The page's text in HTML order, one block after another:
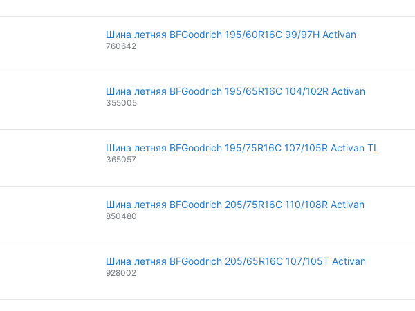
Шина летняя BFGoodrich 195/60R16C 99/97H Activan
760642
Шина летняя BFGoodrich 195/65R16C 104/102R Activan
355005
Шина летняя BFGoodrich 195/75R16C 107/105R Activan TL
365057
Шина летняя BFGoodrich 205/75R16C 110/108R Activan
850480
Шина летняя BFGoodrich 205/65R16C 107/105T Activan
928002